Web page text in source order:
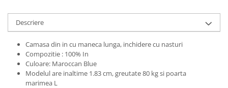
Descriere
Camasa din in cu maneca lunga, inchidere cu nasturi
Compozitie : 100% In
Culoare: Maroccan Blue
Modelul are inaltime 1.83 cm, greutate 80 kg si poarta
marimea L